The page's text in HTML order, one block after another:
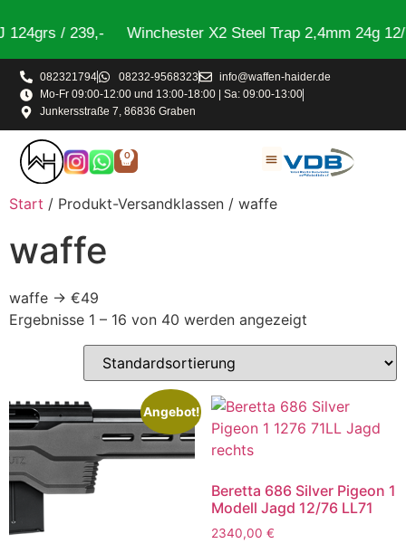
/ 239,- Winchester X2 Steel Trap 2,4mm 24g 12/
082321794 08232-9568323
info@waffen-haider.de
Mo-Fr 09:00-12:00 und 13:00-18:00 | Sa: 09:00-13:00
Junkersstraße 7, 86836 Graben
0
Start / Produkt-Versandklassen / waffe
waffe
waffe → €49
Ergebnisse 1 – 16 von 40 werden angezeigt
Angebot!
Beretta 686 Silver Pigeon 1
Modell Jagd 12/76 LL71
2340,00 €